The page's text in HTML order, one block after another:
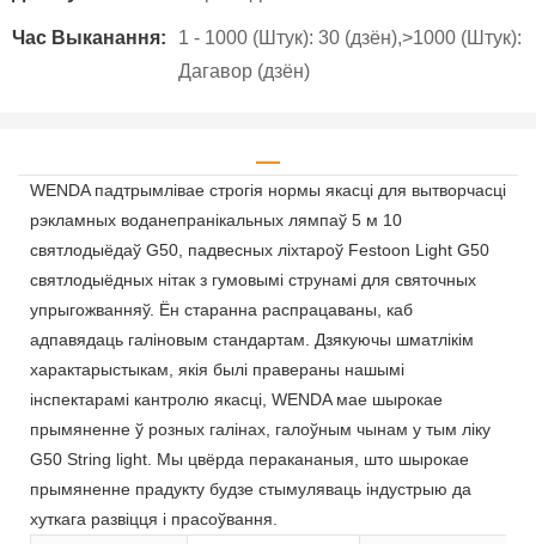
Час Выканання:
1 - 1000 (Штук): 30 (дзён),>1000 (Штук):
Дагавор (дзён)
WENDA падтрымлівае строгія нормы якасці для вытворчасці
рэкламных воданепранікальных лямпаў 5 м 10
святлодыёдаў G50, падвесных ліхтароў Festoon Light G50
святлодыёдных нітак з гумовымі струнамі для святочных
упрыгожванняў. Ён старанна распрацаваны, каб
адпавядаць галіновым стандартам. Дзякуючы шматлікім
характарыстыкам, якія былі правераны нашымі
інспектарамі кантролю якасці, WENDA мае шырокае
прымяненне ў розных галінах, галоўным чынам у тым ліку
G50 String light. Мы цвёрда перакананыя, што шырокае
прымяненне прадукту будзе стымуляваць індустрыю да
хуткага развіцця і прасоўвання.